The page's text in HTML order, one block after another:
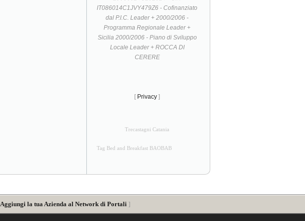
IT086014C1JVY479Z6 - Cofinanziato
dal P.I.C. Leader + 2000/2006 -
Programma Regionale Leader +
Sicilia 2000/2006 - Piano di Sviluppo
Locale Leader + ROCCA DI
CERERE
[ Privacy ]
Trecastagni Catania
Tag Bed and Breakfast BAOBAB
Aggiungi la tua Azienda al Network di Portali ]